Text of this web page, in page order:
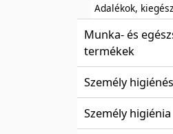
Adalékok,
Munka- és
termékek
Személy
Személy higiénia